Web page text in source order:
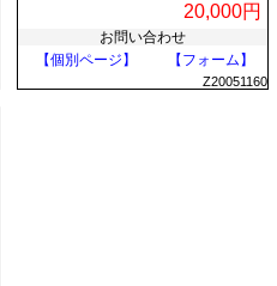
20,000円
お問い合わせ
【個別ページ】
【フォーム】
Z20051160